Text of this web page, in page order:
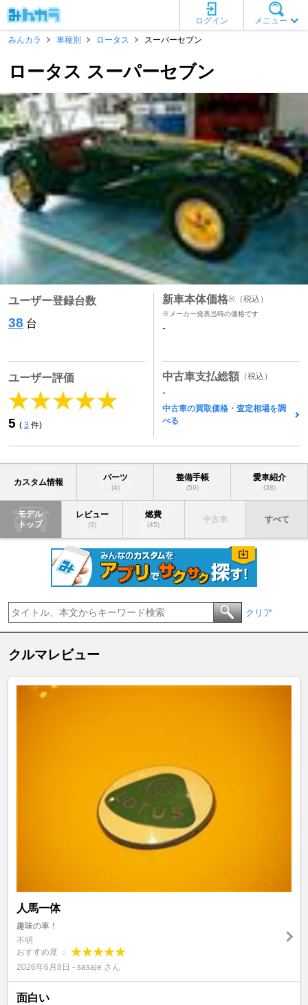
メニュー
ログイン
みんカラ
車種別 ロータス スーパーセブン
ロータス スーパーセブン
ユーザー登録台数
38 台
ユーザー評価
5 ( 3 件)
新車本体価格※ （税込）
※メーカー発表当時の価格です
-
中古車支払総額 （税込）
-
中古車の買取価格・査定相場を調
べる
カスタム情報 パーツ
(4)
整備手帳
(59)
愛車紹介
(38)
モデル
トップ
レビュー
(3)
燃費
(45)
中古車 すべて
クリア
クルマレビュー
人馬一体
趣味の車！
不明
おすすめ度 ：
2026年6月8日 - sasaje さん
面白い